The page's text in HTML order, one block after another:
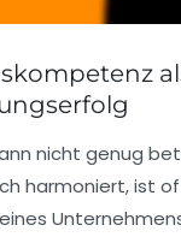
nicht genug
harmoniert, ist